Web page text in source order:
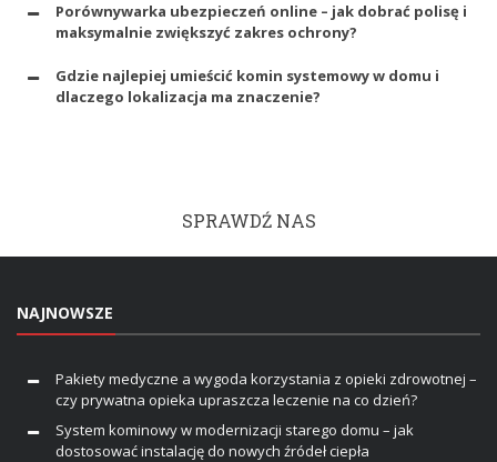
Porównywarka ubezpieczeń online – jak dobrać polisę i
maksymalnie zwiększyć zakres ochrony?
Gdzie najlepiej umieścić komin systemowy w domu i
dlaczego lokalizacja ma znaczenie?
SPRAWDŹ NAS
NAJNOWSZE
Pakiety medyczne a wygoda korzystania z opieki zdrowotnej –
czy prywatna opieka upraszcza leczenie na co dzień?
System kominowy w modernizacji starego domu – jak
dostosować instalację do nowych źródeł ciepła